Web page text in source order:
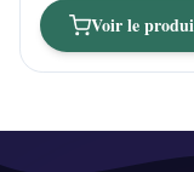
Voir le